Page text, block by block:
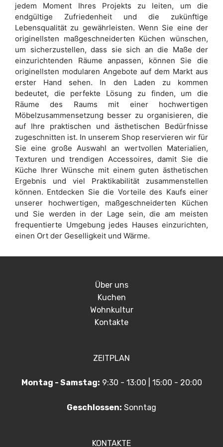
jedem Moment Ihres Projekts zu leiten, um die
endgültige Zufriedenheit und die zukünftige
Lebensqualität zu gewährleisten. Wenn Sie eine der
originellsten maßgeschneiderten Küchen wünschen,
um sicherzustellen, dass sie sich an die Maße der
einzurichtenden Räume anpassen, können Sie die
originellsten modularen Angebote auf dem Markt aus
erster Hand sehen. In den Laden zu kommen
bedeutet, die perfekte Lösung zu finden, um die
Räume des Raums mit einer hochwertigen
Möbelzusammensetzung besser zu organisieren, die
auf Ihre praktischen und ästhetischen Bedürfnisse
zugeschnitten ist. In unserem Shop reservieren wir für
Sie eine große Auswahl an wertvollen Materialien,
Texturen und trendigen Accessoires, damit Sie die
Küche Ihrer Wünsche mit einem guten ästhetischen
Ergebnis und viel Praktikabilität zusammenstellen
können. Entdecken Sie die Vorteile des Kaufs einer
unserer hochwertigen, maßgeschneiderten Küchen
und Sie werden in der Lage sein, die am meisten
frequentierte Umgebung jedes Hauses einzurichten,
einen Ort der Geselligkeit und Wärme.
Über uns
Kuchen
Wohnkultur
Kontakte
ZEITPLAN
Montag - Samstag: 9:30 - 13:00 | 15:00 - 20:00
Geschlossen: Sonntag
KONTAKTE